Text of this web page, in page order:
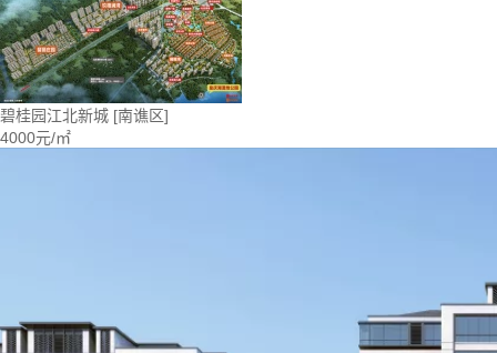
碧桂园江北新城 [南谯区]
4000元/㎡